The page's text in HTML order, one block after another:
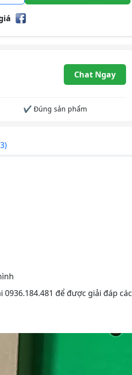
Chat Ngay
✔ Đúng sản phẩm
để được giải đáp các